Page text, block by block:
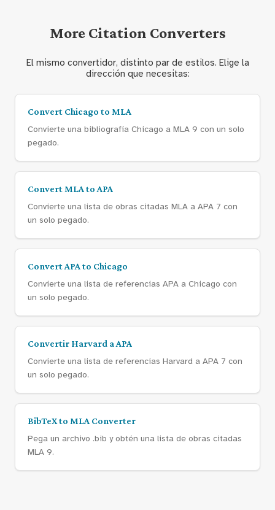
More Citation Converters
El mismo convertidor, distinto par de estilos. Elige la
dirección que necesitas:
Convert Chicago to MLA
Convierte una bibliografía Chicago a MLA 9 con un solo
pegado.
Convert MLA to APA
Convierte una lista de obras citadas MLA a APA 7 con
un solo pegado.
Convert APA to Chicago
Convierte una lista de referencias APA a Chicago con
un solo pegado.
Convertir Harvard a APA
Convierte una lista de referencias Harvard a APA 7 con
un solo pegado.
BibTeX to MLA Converter
Pega un archivo .bib y obtén una lista de obras citadas
MLA 9.